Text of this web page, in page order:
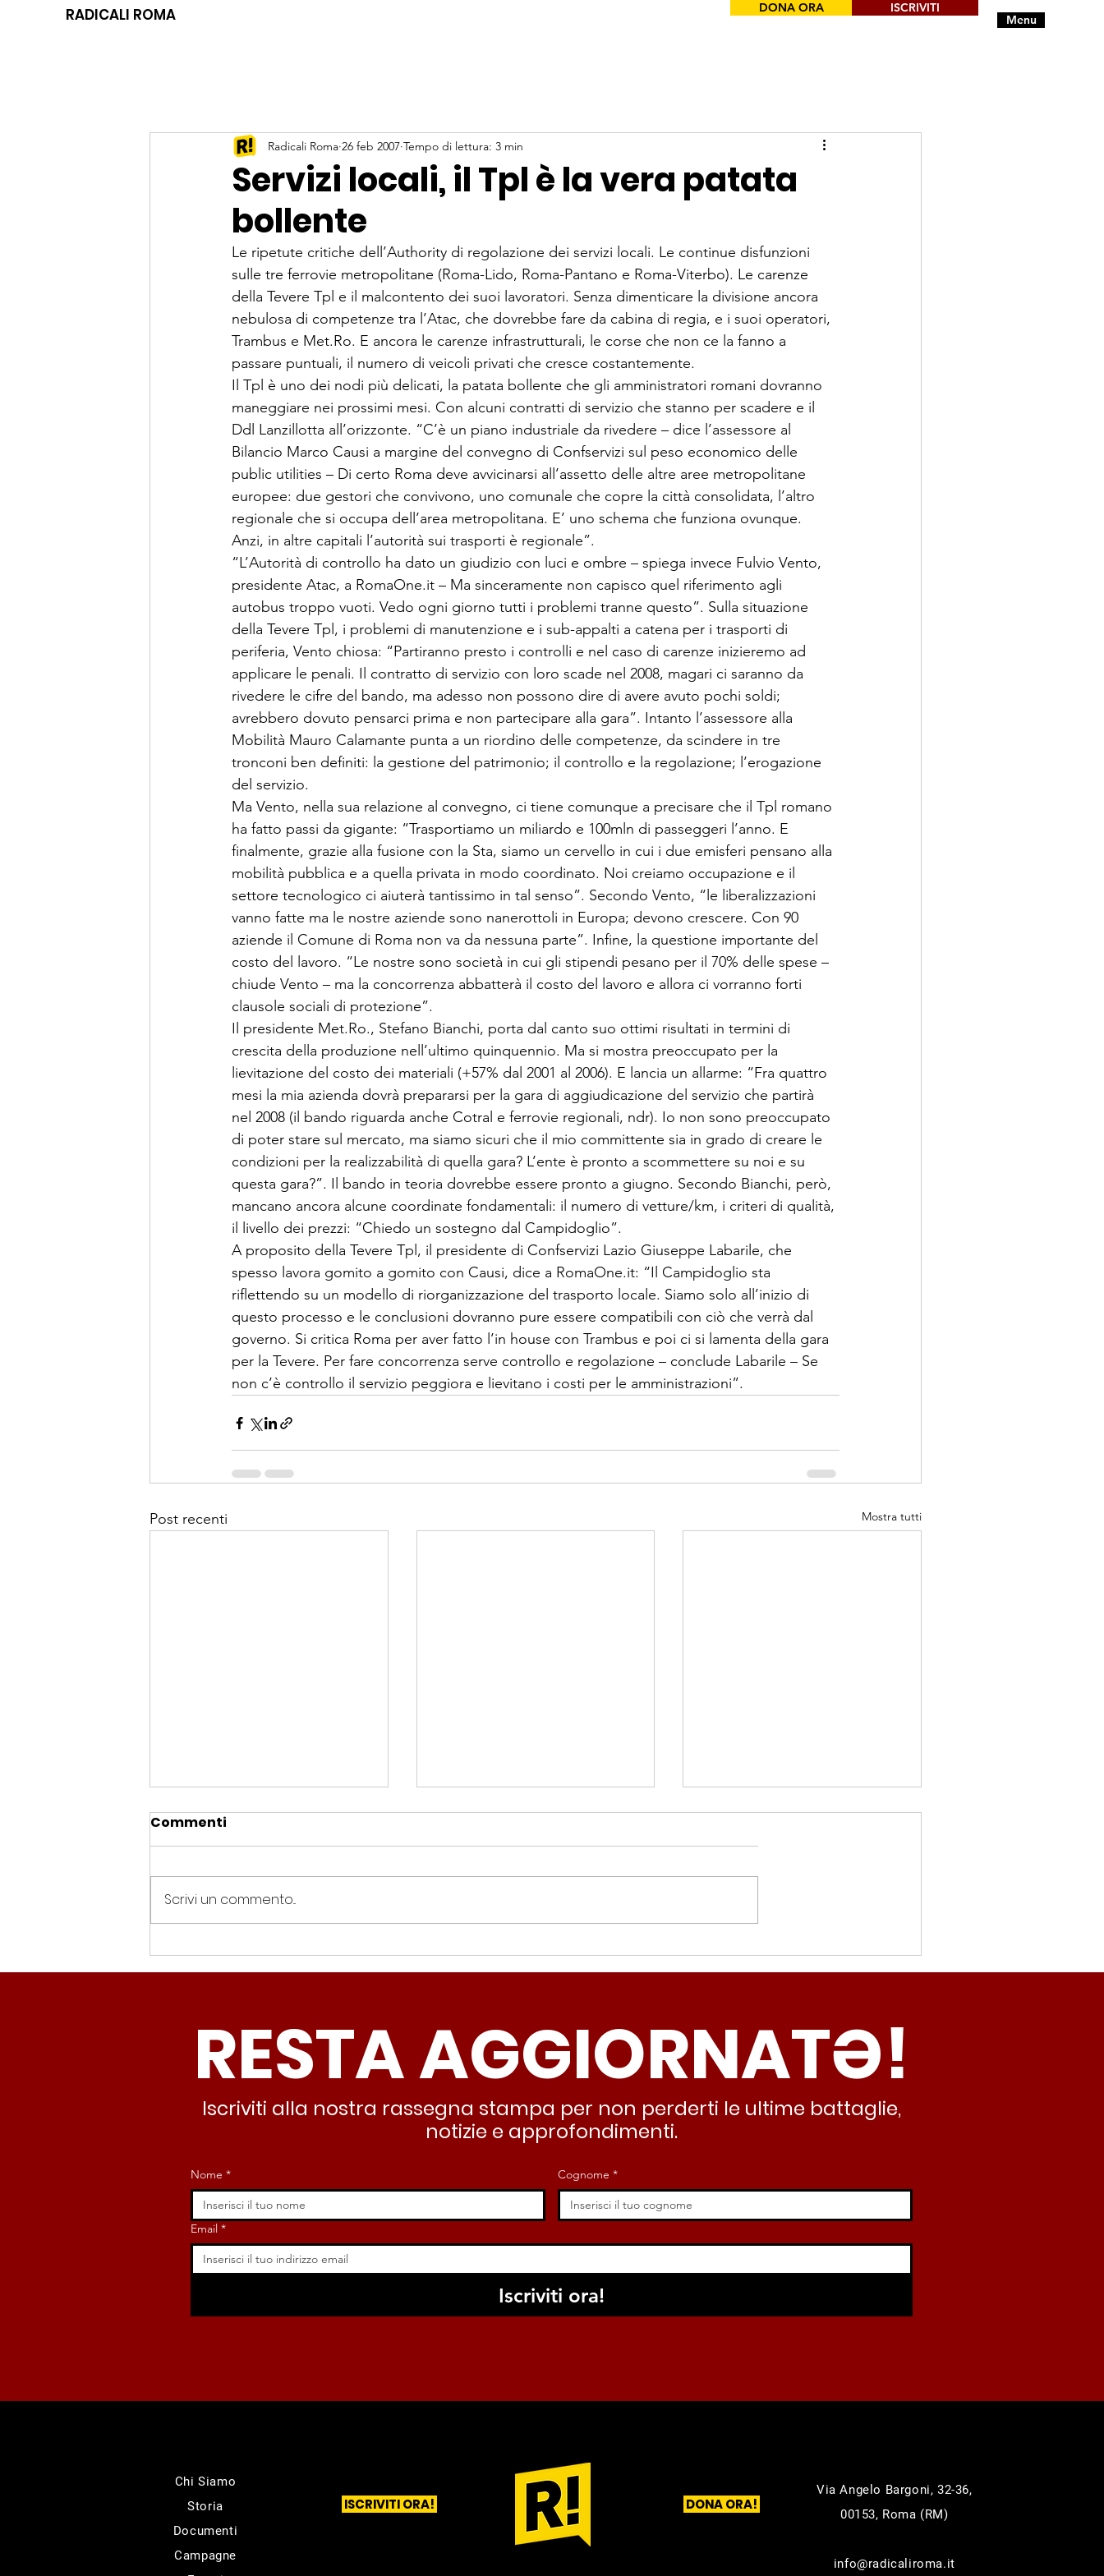
RADICALI ROMA Menu
DONA ORA ISCRIVITI
Servizi locali, il Tpl è la vera patata
bollente
Radicali Roma 26 feb 2007 Tempo di lettura: 3 min
Le ripetute critiche dell’Authority di regolazione dei servizi locali. Le continue disfunzioni
sulle tre ferrovie metropolitane (Roma-Lido, Roma-Pantano e Roma-Viterbo). Le carenze
della Tevere Tpl e il malcontento dei suoi lavoratori. Senza dimenticare la divisione ancora
nebulosa di competenze tra l’Atac, che dovrebbe fare da cabina di regia, e i suoi operatori,
Trambus e Met.Ro. E ancora le carenze infrastrutturali, le corse che non ce la fanno a
passare puntuali, il numero di veicoli privati che cresce costantemente.
Il Tpl è uno dei nodi più delicati, la patata bollente che gli amministratori romani dovranno
maneggiare nei prossimi mesi. Con alcuni contratti di servizio che stanno per scadere e il
Ddl Lanzillotta all’orizzonte. “C’è un piano industriale da rivedere – dice l’assessore al
Bilancio Marco Causi a margine del convegno di Confservizi sul peso economico delle
public utilities – Di certo Roma deve avvicinarsi all’assetto delle altre aree metropolitane
europee: due gestori che convivono, uno comunale che copre la città consolidata, l’altro
regionale che si occupa dell’area metropolitana. E’ uno schema che funziona ovunque.
Anzi, in altre capitali l’autorità sui trasporti è regionale”.
“L’Autorità di controllo ha dato un giudizio con luci e ombre – spiega invece Fulvio Vento,
presidente Atac, a RomaOne.it – Ma sinceramente non capisco quel riferimento agli
autobus troppo vuoti. Vedo ogni giorno tutti i problemi tranne questo”. Sulla situazione
della Tevere Tpl, i problemi di manutenzione e i sub-appalti a catena per i trasporti di
periferia, Vento chiosa: “Partiranno presto i controlli e nel caso di carenze inizieremo ad
applicare le penali. Il contratto di servizio con loro scade nel 2008, magari ci saranno da
rivedere le cifre del bando, ma adesso non possono dire di avere avuto pochi soldi;
avrebbero dovuto pensarci prima e non partecipare alla gara”. Intanto l’assessore alla
Mobilità Mauro Calamante punta a un riordino delle competenze, da scindere in tre
tronconi ben definiti: la gestione del patrimonio; il controllo e la regolazione; l’erogazione
del servizio.
Ma Vento, nella sua relazione al convegno, ci tiene comunque a precisare che il Tpl romano
ha fatto passi da gigante: “Trasportiamo un miliardo e 100mln di passeggeri l’anno. E
finalmente, grazie alla fusione con la Sta, siamo un cervello in cui i due emisferi pensano alla
mobilità pubblica e a quella privata in modo coordinato. Noi creiamo occupazione e il
settore tecnologico ci aiuterà tantissimo in tal senso”. Secondo Vento, “le liberalizzazioni
vanno fatte ma le nostre aziende sono nanerottoli in Europa; devono crescere. Con 90
aziende il Comune di Roma non va da nessuna parte”. Infine, la questione importante del
costo del lavoro. “Le nostre sono società in cui gli stipendi pesano per il 70% delle spese –
chiude Vento – ma la concorrenza abbatterà il costo del lavoro e allora ci vorranno forti
clausole sociali di protezione”.
Il presidente Met.Ro., Stefano Bianchi, porta dal canto suo ottimi risultati in termini di
crescita della produzione nell’ultimo quinquennio. Ma si mostra preoccupato per la
lievitazione del costo dei materiali (+57% dal 2001 al 2006). E lancia un allarme: “Fra quattro
mesi la mia azienda dovrà prepararsi per la gara di aggiudicazione del servizio che partirà
nel 2008 (il bando riguarda anche Cotral e ferrovie regionali, ndr). Io non sono preoccupato
di poter stare sul mercato, ma siamo sicuri che il mio committente sia in grado di creare le
condizioni per la realizzabilità di quella gara? L’ente è pronto a scommettere su noi e su
questa gara?”. Il bando in teoria dovrebbe essere pronto a giugno. Secondo Bianchi, però,
mancano ancora alcune coordinate fondamentali: il numero di vetture/km, i criteri di qualità,
il livello dei prezzi: “Chiedo un sostegno dal Campidoglio”.
A proposito della Tevere Tpl, il presidente di Confservizi Lazio Giuseppe Labarile, che
spesso lavora gomito a gomito con Causi, dice a RomaOne.it: “Il Campidoglio sta
riflettendo su un modello di riorganizzazione del trasporto locale. Siamo solo all’inizio di
questo processo e le conclusioni dovranno pure essere compatibili con ciò che verrà dal
governo. Si critica Roma per aver fatto l’in house con Trambus e poi ci si lamenta della gara
per la Tevere. Per fare concorrenza serve controllo e regolazione – conclude Labarile – Se
non c’è controllo il servizio peggiora e lievitano i costi per le amministrazioni”.
Post recenti Mostra tutti
Spin Time, Colucci: “Non
solo occupazione: 400
nessuno interviene”
Periferie, Colucci
(Radicali Roma): “La
deve garantire servizi e
dignità”
Termovalorizzatore,
Colucci (Radicali Roma):
lasciando al caos e
all’abusivismo”
Commenti
Scrivi un commento...
RESTA AGGIORNATƏ!
Iscriviti alla nostra rassegna stampa per non perderti le ultime battaglie,
notizie e approfondimenti.
Nome * Cognome *
Email *
Iscriviti ora!
Chi Siamo
Storia
Documenti
Campagne
ISCRIVITI ORA! DONA ORA!
Via Angelo Bargoni, 32-36,
00153, Roma (RM)
info@radicaliroma.it